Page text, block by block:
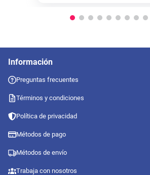
Información
Preguntas frecuentes
Términos y condiciones
Política de privacidad
Métodos de pago
Métodos de envío
Trabaja con nosotros